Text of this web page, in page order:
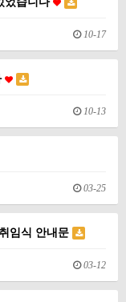
10-17
10-13
03-25
임식 안내문
03-12